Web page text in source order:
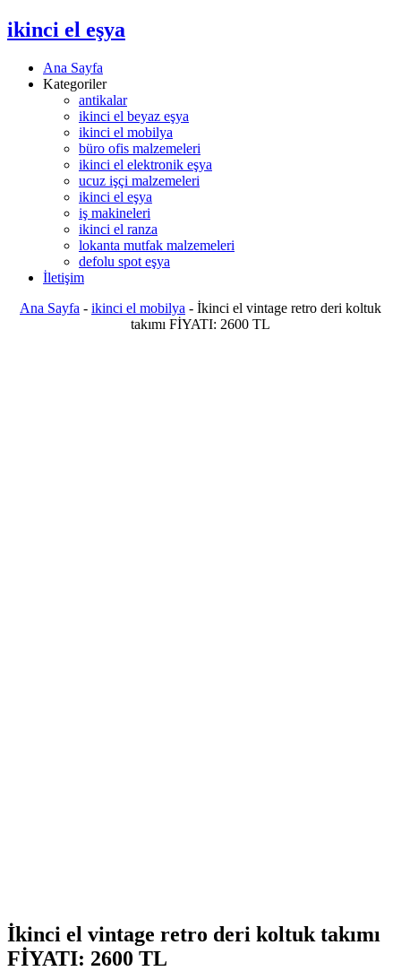
ikinci el eşya
Ana Sayfa
Kategoriler
antikalar
ikinci el beyaz eşya
ikinci el mobilya
büro ofis malzemeleri
ikinci el elektronik eşya
ucuz işçi malzemeleri
ikinci el eşya
iş makineleri
ikinci el ranza
lokanta mutfak malzemeleri
defolu spot eşya
İletişim
Ana Sayfa - ikinci el mobilya - İkinci el vintage retro deri koltuk
takımı FİYATI: 2600 TL
İkinci el vintage retro deri koltuk takımı
FİYATI: 2600 TL